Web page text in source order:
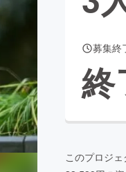
yaコミュニティ
募集終
終
このプロジ